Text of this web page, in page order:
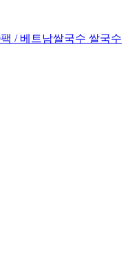
/ 베트남쌀국수 쌀국수